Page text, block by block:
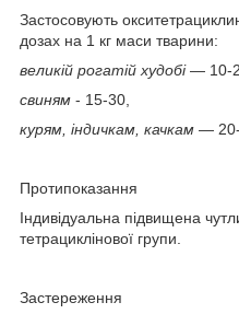
Застосовують
дозах на 1 кг маси тварини:
великій рогатій худобі— 10-
свиням - 15-30,
курям, індичкам, качкам — 20-
Протипоказання
Індивідуальна підвищена
тетрациклінової групи.
Застереження